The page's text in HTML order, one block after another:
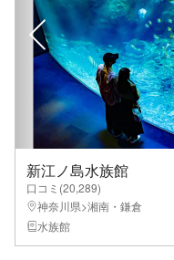
新江ノ島水族館
口コミ(20,289)
神奈川県>湘南・鎌倉
水族館